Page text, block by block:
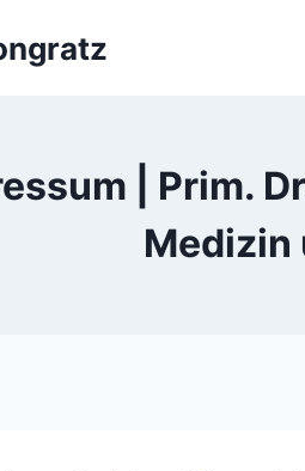
| Prim.
Medizin